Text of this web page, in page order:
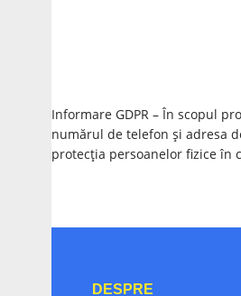
Informare GDPR – În scopul
numărul de telefon și adresa
protecția persoanelor fizice în
DESPRE